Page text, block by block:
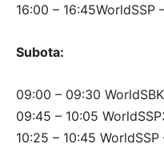
16:00 – 16:45WorldSSP
Subota:
09:00 – 09:30
09:45 – 10:05
10:25 – 10:45